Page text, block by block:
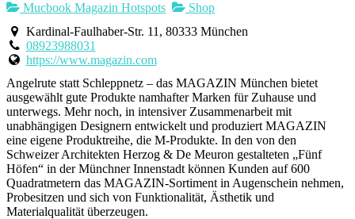
Mucbook Magazin Hotspots
Shop
Kardinal-Faulhaber-Str. 11, 80333 München
08923988031
https://www.magazin.com
Angelrute statt Schleppnetz – das MAGAZIN München bietet
ausgewählt gute Produkte namhafter Marken für Zuhause und
unterwegs. Mehr noch, in intensiver Zusammenarbeit mit
unabhängigen Designern entwickelt und produziert MAGAZIN
eine eigene Produktreihe, die M-Produkte. In den von den
Schweizer Architekten Herzog & De Meuron gestalteten „Fünf
Höfen“ in der Münchner Innenstadt können Kunden auf 600
Quadratmetern das MAGAZIN-Sortiment in Augenschein nehmen,
Probesitzen und sich von Funktionalität, Ästhetik und
Materialqualität überzeugen.